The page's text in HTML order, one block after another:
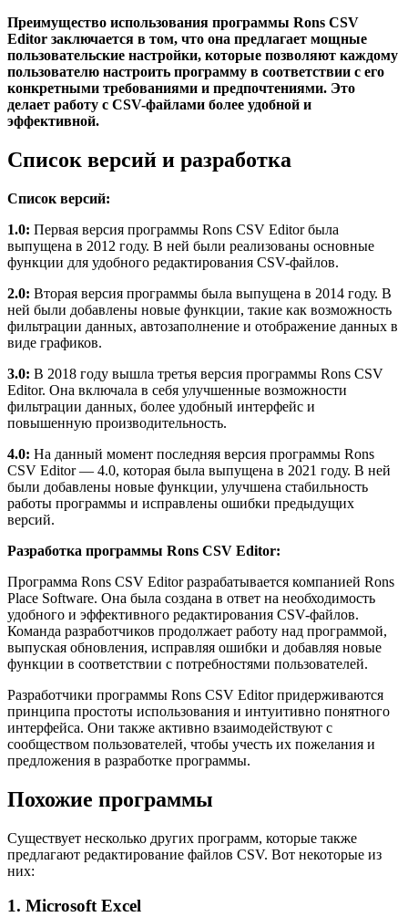
Преимущество использования программы Rons CSV
Editor заключается в том, что она предлагает мощные
пользовательские настройки, которые позволяют каждому
пользователю настроить программу в соответствии с его
конкретными требованиями и предпочтениями. Это
делает работу с CSV-файлами более удобной и
эффективной.
Список версий и разработка
Список версий:
1.0: Первая версия программы Rons CSV Editor была
выпущена в 2012 году. В ней были реализованы основные
функции для удобного редактирования CSV-файлов.
2.0: Вторая версия программы была выпущена в 2014 году. В
ней были добавлены новые функции, такие как возможность
фильтрации данных, автозаполнение и отображение данных в
виде графиков.
3.0: В 2018 году вышла третья версия программы Rons CSV
Editor. Она включала в себя улучшенные возможности
фильтрации данных, более удобный интерфейс и
повышенную производительность.
4.0: На данный момент последняя версия программы Rons
CSV Editor — 4.0, которая была выпущена в 2021 году. В ней
были добавлены новые функции, улучшена стабильность
работы программы и исправлены ошибки предыдущих
версий.
Разработка программы Rons CSV Editor:
Программа Rons CSV Editor разрабатывается компанией Rons
Place Software. Она была создана в ответ на необходимость
удобного и эффективного редактирования CSV-файлов.
Команда разработчиков продолжает работу над программой,
выпуская обновления, исправляя ошибки и добавляя новые
функции в соответствии с потребностями пользователей.
Разработчики программы Rons CSV Editor придерживаются
принципа простоты использования и интуитивно понятного
интерфейса. Они также активно взаимодействуют с
сообществом пользователей, чтобы учесть их пожелания и
предложения в разработке программы.
Похожие программы
Существует несколько других программ, которые также
предлагают редактирование файлов CSV. Вот некоторые из
них:
1. Microsoft Excel